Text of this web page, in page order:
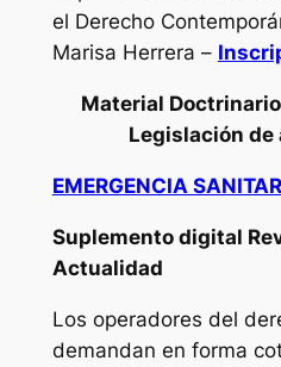
el Derecho
Marisa Herrera –
Material
Legislación de
EMERGENCIA
Suplemento digital
Actualidad
Los operadores del
demandan en forma